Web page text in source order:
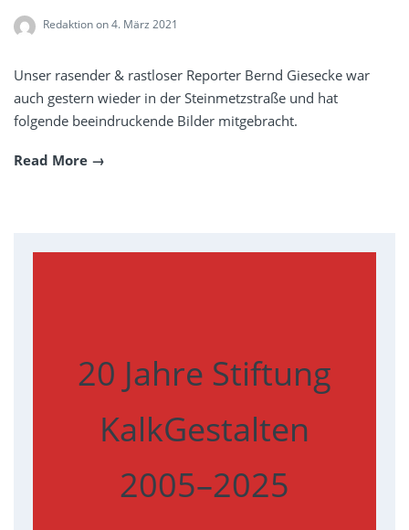
Redaktionon 4. März 2021
Unser rasender & rastloser Reporter Bernd Giesecke war
auch gestern wieder in der Steinmetzstraße und hat
folgende beeindruckende Bilder mitgebracht.
Read More
20 Jahre Stiftung
KalkGestalten
2005–2025